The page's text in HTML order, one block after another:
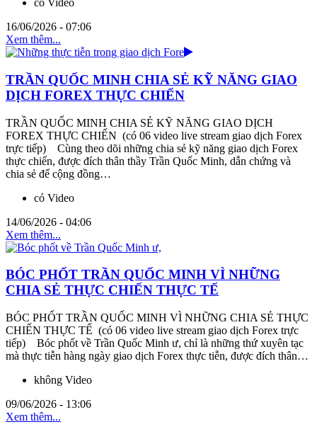
có Video
16/06/2026 - 07:06
Xem thêm...
TRẦN QUỐC MINH CHIA SẺ KỸ NĂNG GIAO
DỊCH FOREX THỰC CHIẾN
TRẦN QUỐC MINH CHIA SẺ KỸ NĂNG GIAO DỊCH
FOREX THỰC CHIẾN (có 06 video live stream giao dịch Forex
trực tiếp) Cùng theo dõi những chia sẻ kỹ năng giao dịch Forex
thực chiến, được đích thân thầy Trần Quốc Minh, dẫn chứng và
chia sẻ để cộng đồng…
có Video
14/06/2026 - 04:06
Xem thêm...
BÓC PHỐT TRẦN QUỐC MINH VÌ NHỮNG
CHIA SẺ THỰC CHIẾN THỰC TẾ
BÓC PHỐT TRẦN QUỐC MINH VÌ NHỮNG CHIA SẺ THỰC
CHIẾN THỰC TẾ (có 06 video live stream giao dịch Forex trực
tiếp) Bóc phốt về Trần Quốc Minh ư, chỉ là những thứ xuyên tạc
mà thực tiễn hàng ngày giao dịch Forex thực tiễn, được đích thân…
không Video
09/06/2026 - 13:06
Xem thêm...